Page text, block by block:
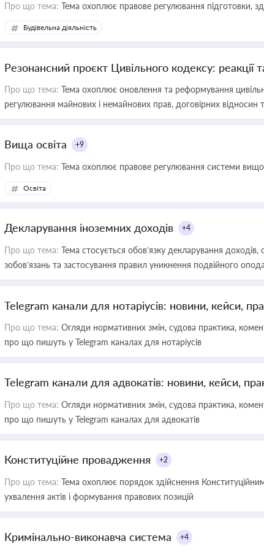
Про що тема: Тема охоплює правове регулювання підготовки,
Будівельна діяльність
Резонансний проєкт Цивільного кодексу: реакції
Про що тема: Тема охоплює оновлення та реформування
регулювання майнових і немайнових прав, договірних відносин
Вища освіта +9
Про що тема: Тема охоплює правове регулювання системи вищої
Освіта
Декларування іноземних доходів +4
Про що тема: Тема стосується обов’язку декларування
зобов’язань та застосування правил уникнення подвійного
Telegram канали для нотаріусів: новини, кейси,
Про що тема: Огляди нормативних змін, судова практика,
про що пишуть у Telegram каналах для нотаріусів
Telegram канали для адвокатів: новини, кейси,
Про що тема: Огляди нормативних змін, судова практика,
про що пишуть у Telegram каналах для адвокатів
Конституційне провадження +2
Про що тема: Тема охоплює порядок здійснення
ухвалення актів і формування правових позицій
Кримінально-виконавча система +4